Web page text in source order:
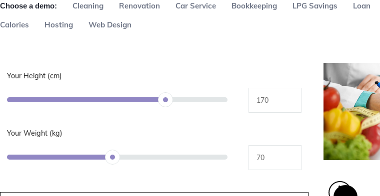
Choose a demo: Cleaning Renovation Car Service Bookkeeping LPG Savings Loan
Calories
Hosting Web Design
Your Height (cm)
Your Weight (kg)